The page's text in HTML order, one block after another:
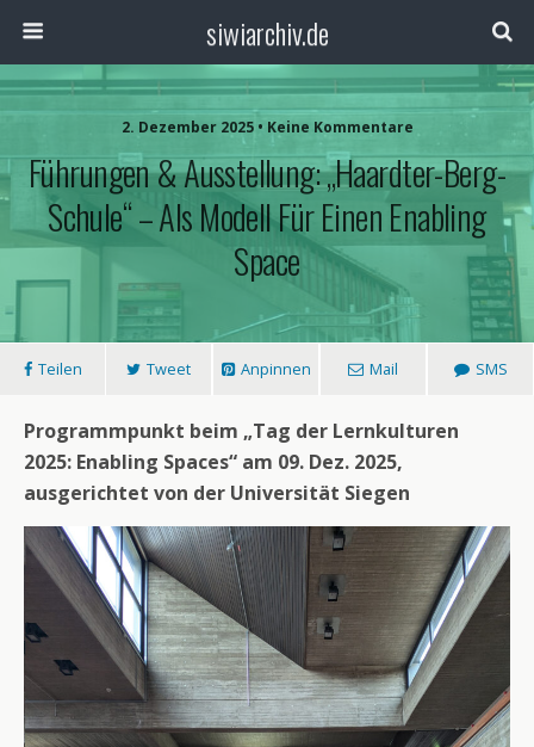
siwiarchiv.de
2. Dezember 2025 • Keine Kommentare
Führungen & Ausstellung: „Haardter-Berg-
Schule“ – Als Modell Für Einen Enabling
Space
Teilen Tweet Anpinnen Mail SMS
Programmpunkt beim „Tag der Lernkulturen
2025: Enabling Spaces“ am 09. Dez. 2025,
ausgerichtet von der Universität Siegen